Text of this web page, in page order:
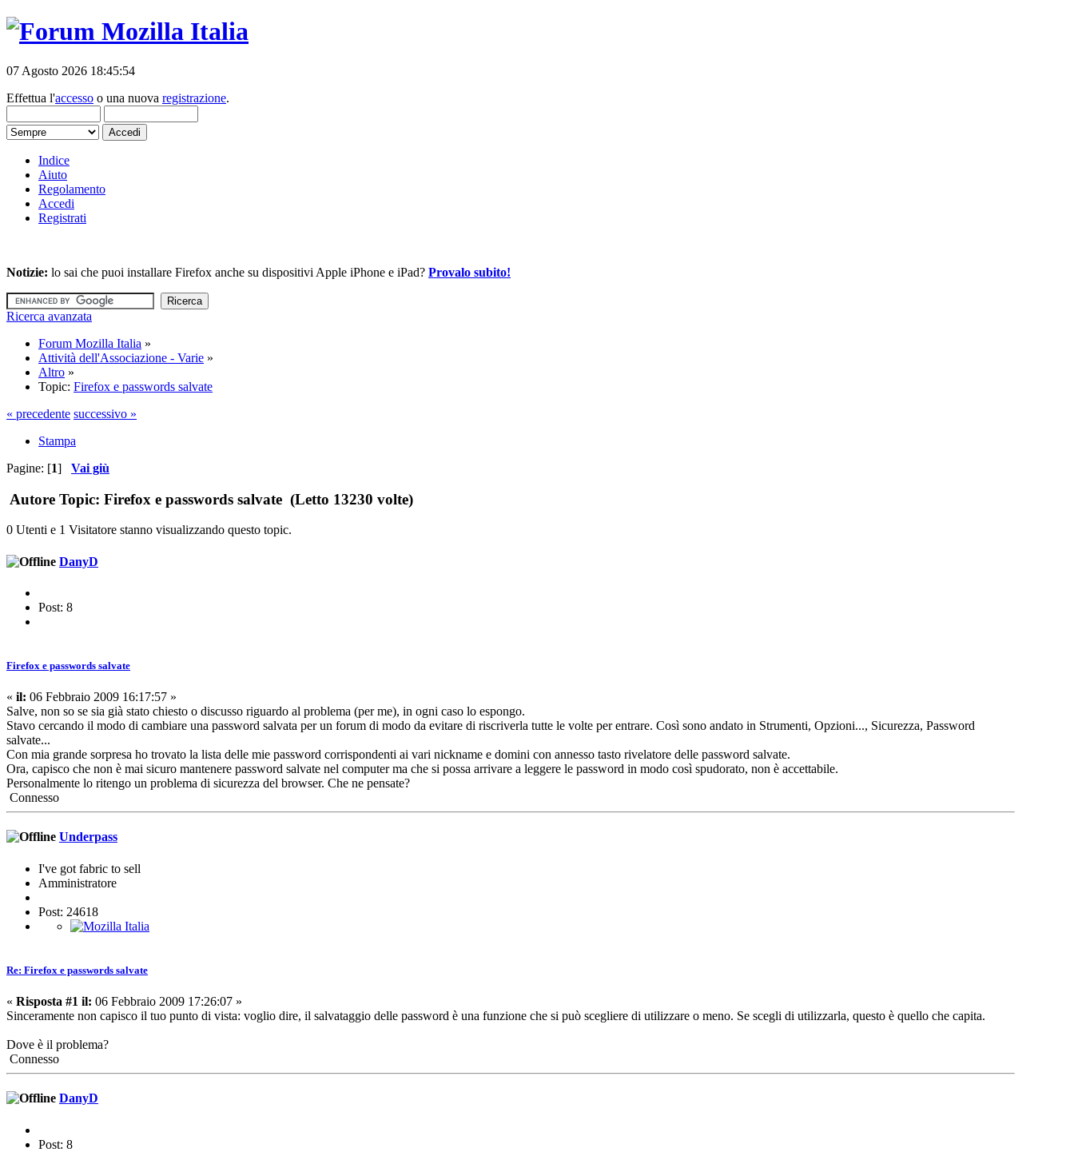
07 Agosto 2026 18:45:54
Effettua l'accesso o una nuova registrazione.
Indice
Aiuto
Regolamento
Accedi
Registrati
Notizie: lo sai che puoi installare Firefox anche su dispositivi Apple iPhone e iPad? Provalo subito!
Ricerca avanzata
Forum Mozilla Italia »
Attività dell'Associazione - Varie »
Altro »
Topic: Firefox e passwords salvate
« precedente successivo »
Stampa
Pagine: [1] Vai giù
Autore Topic: Firefox e passwords salvate (Letto 13230 volte)
0 Utenti e 1 Visitatore stanno visualizzando questo topic.
DanyD
Post: 8
Firefox e passwords salvate
« il: 06 Febbraio 2009 16:17:57 »
Salve, non so se sia già stato chiesto o discusso riguardo al problema (per me), in ogni caso lo espongo.
Stavo cercando il modo di cambiare una password salvata per un forum di modo da evitare di riscriverla tutte le volte per entrare. Così sono andato in Strumenti, Opzioni..., Sicurezza, Password
salvate...
Con mia grande sorpresa ho trovato la lista delle mie password corrispondenti ai vari nickname e domini con annesso tasto rivelatore delle password salvate.
Ora, capisco che non è mai sicuro mantenere password salvate nel computer ma che si possa arrivare a leggere le password in modo così spudorato, non è accettabile.
Personalmente lo ritengo un problema di sicurezza del browser. Che ne pensate?
Connesso
Underpass
I've got fabric to sell
Amministratore
Post: 24618
Re: Firefox e passwords salvate
« Risposta #1 il: 06 Febbraio 2009 17:26:07 »
Sinceramente non capisco il tuo punto di vista: voglio dire, il salvataggio delle password è una funzione che si può scegliere di utilizzare o meno. Se scegli di utilizzarla, questo è quello che capita.
Dove è il problema?
Connesso
DanyD
Post: 8